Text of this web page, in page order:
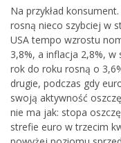
Na przykład
rosną nieco szybciej w
USA tempo wzrostu
3,8%, a inflacja 2,8%,
rok do roku rosną o
drugie, podczas gdy
swoją aktywność
nie ma jak: stopa
strefie euro w trzecim